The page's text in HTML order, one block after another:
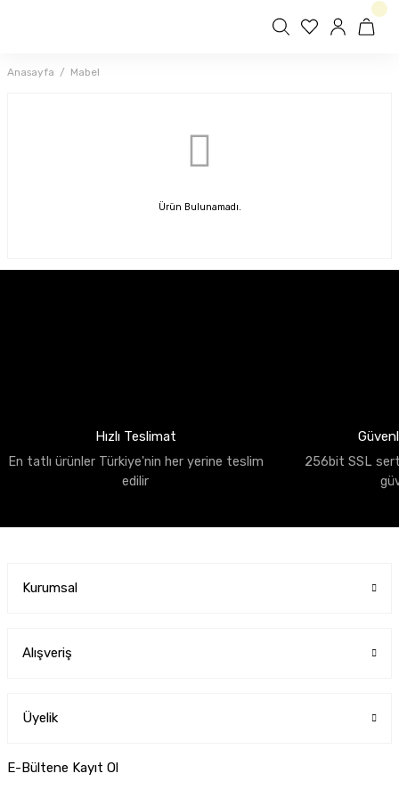
Anasayfa Mabel
Ürün Bulunamadı.
Hızlı Teslimat
En tatlı ürünler Türkiye'nin her yerine teslim
edilir
256bit SSL
Kurumsal
Alışveriş
Üyelik
E-Bültene Kayıt Ol